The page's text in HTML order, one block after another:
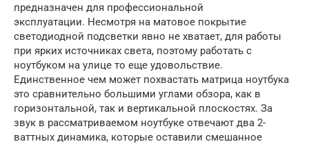
предназначен для профессиональной
эксплуатации. Несмотря на матовое покрытие
светодиодной подсветки явно не хватает, для работы
при ярких источниках света, поэтому работать с
ноутбуком на улице то еще удовольствие.
Единственное чем может похвастать матрица ноутбука
это сравнительно большими углами обзора, как в
горизонтальной, так и вертикальной плоскостях. За
звук в рассматриваемом ноутбуке отвечают два 2-
ваттных динамика, которые оставили смешанное